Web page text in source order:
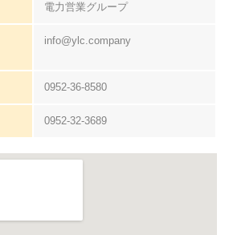
電力営業グループ
info@ylc.company
0952-36-8580
0952-32-3689